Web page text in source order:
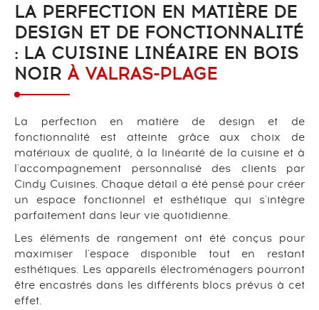
LA PERFECTION EN MATIÈRE DE
DESIGN ET DE FONCTIONNALITÉ
: LA CUISINE LINÉAIRE EN BOIS
NOIR À VALRAS-PLAGE
La perfection en matière de design et de
fonctionnalité est atteinte grâce aux choix de
matériaux de qualité, à la linéarité de la cuisine et à
l'accompagnement personnalisé des clients par
Cindy Cuisines. Chaque détail a été pensé pour créer
un espace fonctionnel et esthétique qui s'intègre
parfaitement dans leur vie quotidienne.
Les éléments de rangement ont été conçus pour
maximiser l'espace disponible tout en restant
esthétiques. Les appareils électroménagers pourront
être encastrés dans les différents blocs prévus à cet
effet.